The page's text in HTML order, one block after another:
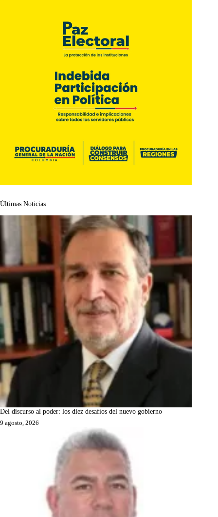
Últimas Noticias
Del discurso al poder: los diez desafíos del nuevo gobierno
9 agosto, 2026